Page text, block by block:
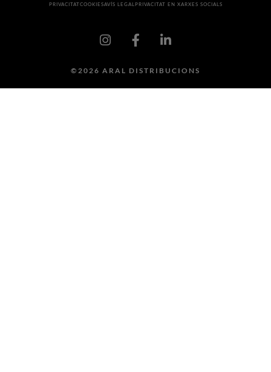
PRIVACITATCOOKIESAVÍS LEGAL PRIVACITAT EN XARXES SOCIALS
©2026 ARAL DISTRIBUCIONS